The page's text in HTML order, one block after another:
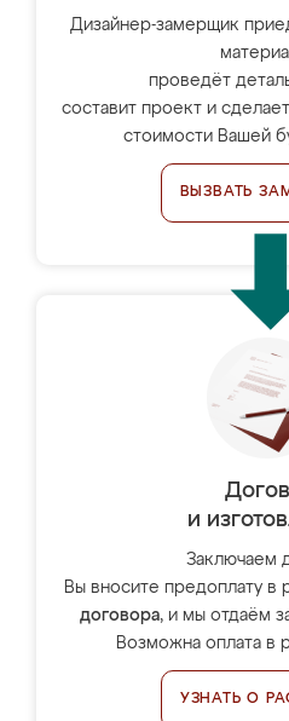
Дизайнер-замерщик
проведёт
составит проект и
стоимости Вашей
ВЫЗВАТЬ
и
Заключаем
Вы вносите предоплату в
договора, и мы отдаём
Возможна оплата в
УЗНАТЬ О